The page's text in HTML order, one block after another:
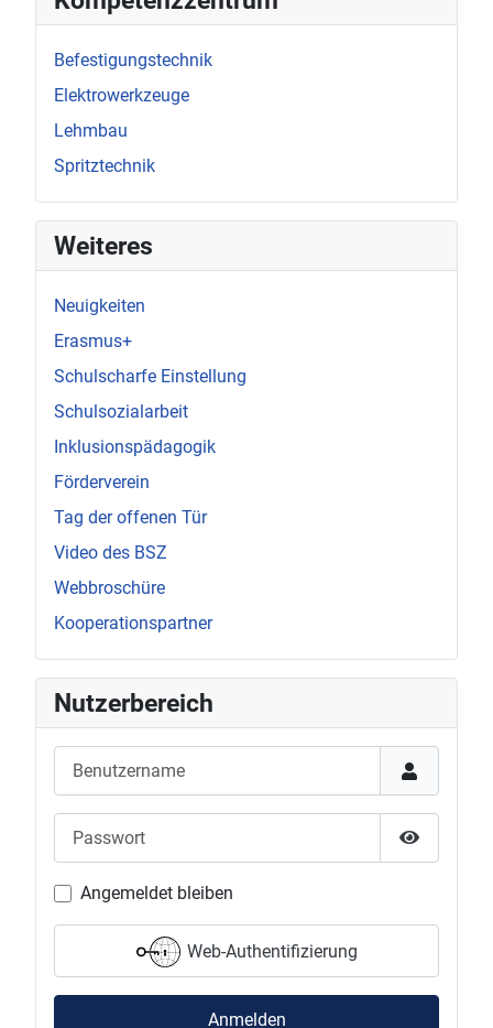
Befestigungstechnik
Elektrowerkzeuge
Lehmbau
Spritztechnik
Weiteres
Neuigkeiten
Erasmus+
Schulscharfe Einstellung
Schulsozialarbeit
Inklusionspädagogik
Förderverein
Tag der offenen Tür
Video des BSZ
Webbroschüre
Kooperationspartner
Nutzerbereich
Passwort
Angemeldet bleiben
Web-Authentifizierung
Anmelden